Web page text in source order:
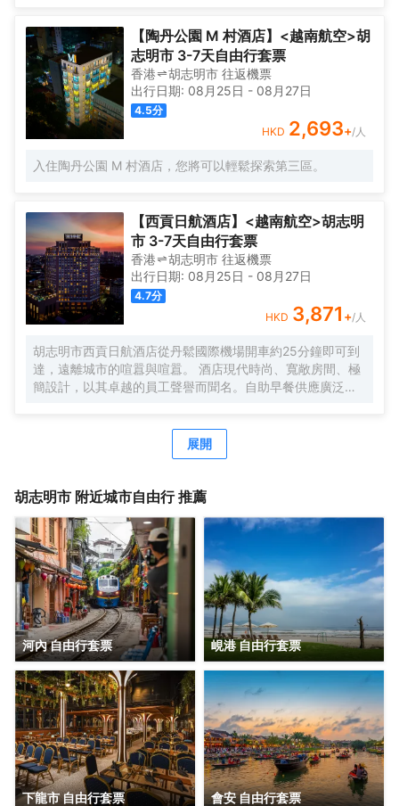
為旅客提供高品質的商務服務。提供乾洗服務，為您的旅途
省心。
【陶丹公園 M 村酒店】<越南航空>胡
志明市 3-7天自由行套票
香港 胡志明市 往返機票
出行日期: 08月25日 - 08月27日
4.5分
HKD 2,693+/人
入住陶丹公園 M 村酒店，您將可以輕鬆探索第三區。
【西貢日航酒店】<越南航空>胡志明
市 3-7天自由行套票
香港 胡志明市 往返機票
出行日期: 08月25日 - 08月27日
4.7分
HKD 3,871 +/人
胡志明市西貢日航酒店從丹鬆國際機場開車約25分鐘即可到
達，遠離城市的喧囂與喧囂。 酒店現代時尚、寬敞房間、極
簡設計，以其卓越的員工聲譽而聞名。自助早餐供應廣泛的
的日光日光花園，位於23樓的Nikko俱樂部休息廳，為這座
城市提供了壯觀的景色，提供市中心主要旅遊景點每日免費
食、無間斷的放鬆體驗。
展開
胡志明市 附近城市自由行 推薦
河內 自由行套票 峴港 自由行套票
下龍市 自由行套票 會安 自由行套票